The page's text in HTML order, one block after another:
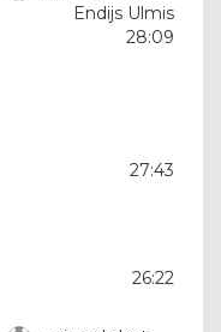
Endijs Ulmis
28:09
27:43
26:22